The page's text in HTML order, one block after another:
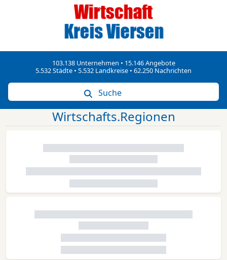
103.138 Unternehmen • 15.146 Angebote
5.532 Städte • 5.532 Landkreise • 62.250 Nachrichten
Suche
Wirtschafts.Regionen